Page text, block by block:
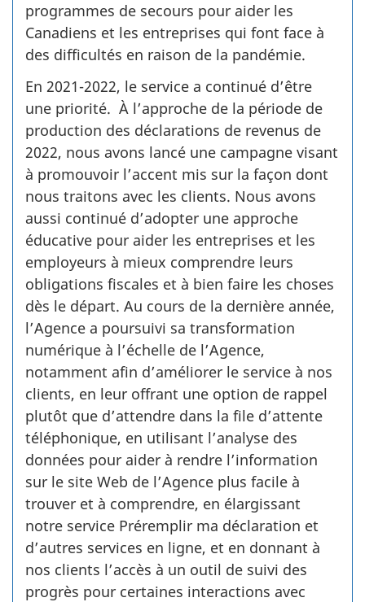
programmes de secours pour aider les
Canadiens et les entreprises qui font face à
des difficultés en raison de la pandémie.
En 2021-2022, le service a continué d’être
une priorité. À l’approche de la période de
production des déclarations de revenus de
2022, nous avons lancé une campagne visant
à promouvoir l’accent mis sur la façon dont
nous traitons avec les clients. Nous avons
aussi continué d’adopter une approche
éducative pour aider les entreprises et les
employeurs à mieux comprendre leurs
obligations fiscales et à bien faire les choses
dès le départ. Au cours de la dernière année,
l’Agence a poursuivi sa transformation
numérique à l’échelle de l’Agence,
notamment afin d’améliorer le service à nos
clients, en leur offrant une option de rappel
plutôt que d’attendre dans la file d’attente
téléphonique, en utilisant l’analyse des
données pour aider à rendre l’information
sur le site Web de l’Agence plus facile à
trouver et à comprendre, en élargissant
notre service Préremplir ma déclaration et
d’autres services en ligne, et en donnant à
nos clients l’accès à un outil de suivi des
progrès pour certaines interactions avec